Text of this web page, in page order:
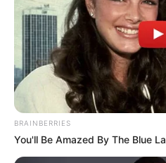
BRAINBERRIES
You'll Be Amazed By The Blue